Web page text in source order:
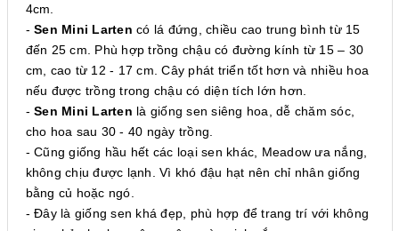
4cm.
- Sen Mini Larten có lá đứng, chiều cao trung bình từ 15
đến 25 cm. Phù hợp trồng chậu có đường kính từ 15 – 30
cm, cao từ 12 - 17 cm. Cây phát triển tốt hơn và nhiều hoa
nếu được trồng trong chậu có diện tích lớn hơn.
- Sen Mini Larten là giống sen siêng hoa, dễ chăm sóc,
cho hoa sau 30 - 40 ngày trồng.
- Cũng giống hầu hết các loại sen khác, Meadow ưa nắng,
không chịu được lạnh. Vì khó đậu hạt nên chỉ nhân giống
bằng củ hoặc ngó.
- Đây là giống sen khá đẹp, phù hợp để trang trí với không